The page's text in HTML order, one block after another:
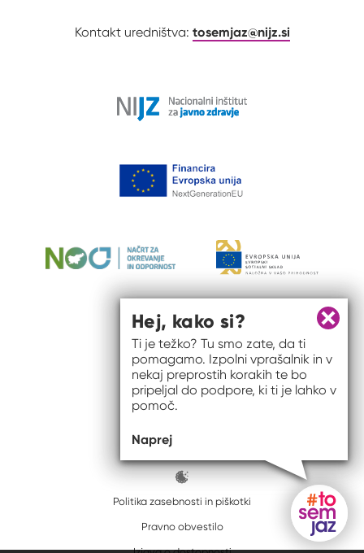
Kontakt uredništva: tosemjaz@nijz.si
ISSN spletišča: 2820-5960
Politika zasebnosti in piškotki
Pravno obvestilo
Gumb
Zapri
Hej, kako si?
Ti je težko? Tu smo zate, da ti
pomagamo. Izpolni vprašalnik in v
nekaj preprostih korakih te bo
pripeljal do podpore, ki ti je lahko v
pomoč.
Naprej